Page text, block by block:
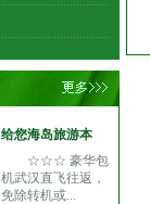
给您海岛旅游本
☆☆☆ 豪华包
机武汉直飞往返，
免除转机或...